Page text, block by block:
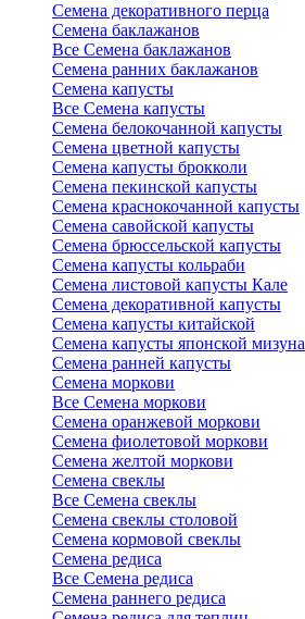
Семена декоративного перца
Семена баклажанов
Все Семена баклажанов
Семена ранних баклажанов
Семена капусты
Все Семена капусты
Семена белокочанной капусты
Семена цветной капусты
Семена капусты брокколи
Семена пекинской капусты
Семена краснокочанной капусты
Семена савойской капусты
Семена брюссельской капусты
Семена капусты кольраби
Семена листовой капусты Кале
Семена декоративной капусты
Семена капусты китайской
Семена капусты японской мизуна
Семена ранней капусты
Семена моркови
Все Семена моркови
Семена оранжевой моркови
Семена фиолетовой моркови
Семена желтой моркови
Семена свеклы
Все Семена свеклы
Семена свеклы столовой
Семена кормовой свеклы
Семена редиса
Все Семена редиса
Семена раннего редиса